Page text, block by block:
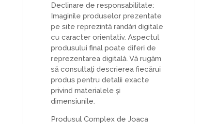
Declinare de responsabilitate:
Imaginile produselor prezentate
pe site reprezintă randări digitale
cu caracter orientativ. Aspectul
produsului final poate diferi de
reprezentarea digitală. Vă rugăm
să consultați descrierea fiecărui
produs pentru detalii exacte
privind materialele și
dimensiunile.
Produsul Complex de Joaca